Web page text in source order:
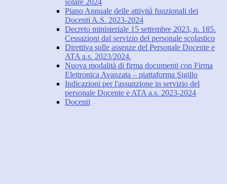
solare 2024
Piano Annuale delle attività funzionali dei
Docenti A.S. 2023-2024
Decreto ministeriale 15 settembre 2023, n. 185.
Cessazioni dal servizio del personale scolastico
Direttiva sulle assenze del Personale Docente e
ATA a.s. 2023/2024.
Nuova modalità di firma documenti con Firma
Elettronica Avanzata – piattaforma Sigillo
Indicazioni per l'assunzione in servizio del
personale Docente e ATA a.s. 2023-2024
Docenti